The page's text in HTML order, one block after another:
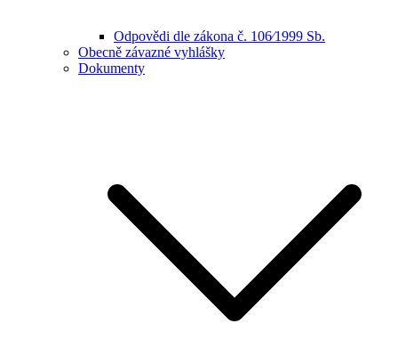
Odpovědi dle zákona č. 106⁄1999 Sb.
Obecně závazné vyhlášky
Dokumenty